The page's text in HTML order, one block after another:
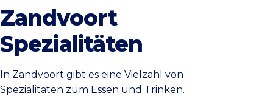
Zandvoort
Spezialitäten
In Zandvoort gibt es eine Vielzahl von
Spezialitäten zum Essen und Trinken.